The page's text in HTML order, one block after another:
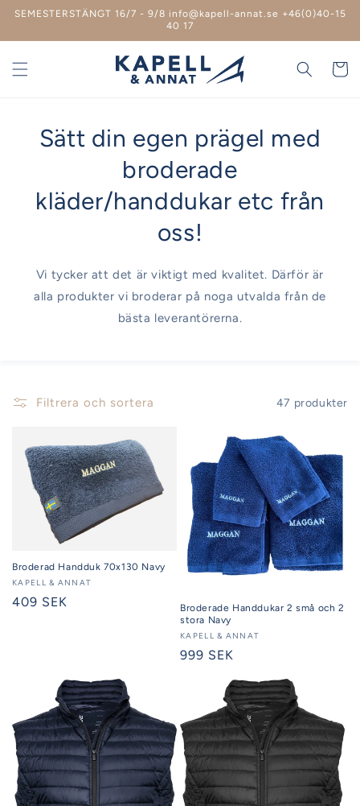
vidare
innehåll
SEMESTERSTÄNGT 16/7 - 9/8 info@kapell-annat.se +46(0)40-15
40 17
Sätt din egen prägel med
broderade
kläder/handdukar etc från
oss!
Vi tycker att det är viktigt med kvalitet. Därför är
alla produkter vi broderar på noga utvalda från de
bästa leverantörerna.
Filtrera och sortera 47 produkter
Broderad Handduk 70x130 Navy
Säljare:
KAPELL & ANNAT
Ordinarie
409 SEK
Broderade Handdukar 2 små och 2
stora Navy
Säljare:
KAPELL & ANNAT
Ordinarie
999 SEK